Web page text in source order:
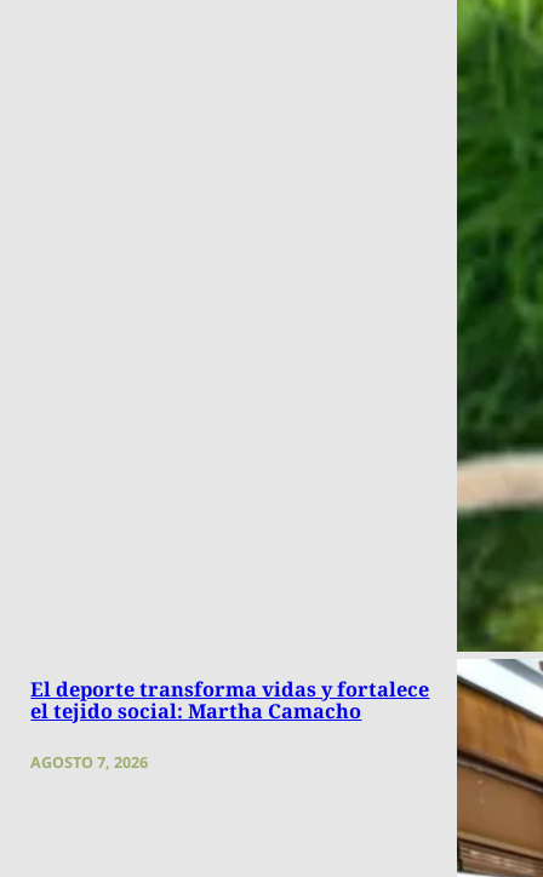
El deporte transforma vidas y fortalece
el tejido social: Martha Camacho
AGOSTO 7, 2026